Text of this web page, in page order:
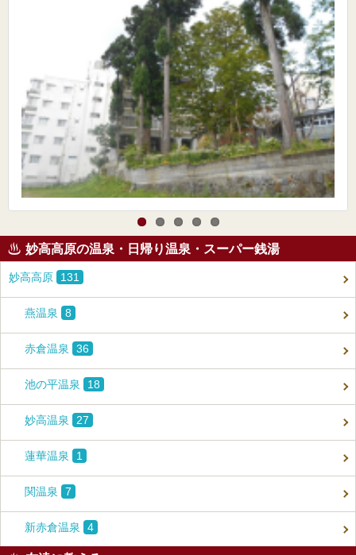
妙高高原の温泉・日帰り温泉・スーパー銭湯
妙高高原 131
燕温泉 8
赤倉温泉 36
池の平温泉 18
妙高温泉 27
蓮華温泉 1
関温泉 7
新赤倉温泉 4